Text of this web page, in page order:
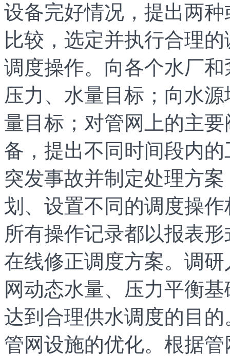
设备完好情况，提出两
比较，选定并执行合理
调度操作。向各个水厂
压力、水量目标；向水
量目标；对管网上的主
备，提出不同时间段内
突发事故并制定处理方
划、设置不同的调度操
所有操作记录都以报表
在线修正调度方案。调
网动态水量、压力平衡
达到合理供水调度的目的
管网设施的优化。根据